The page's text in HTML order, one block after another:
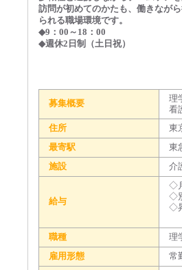
訪問が初めてのかたも、働きなが
られる職場環境です。
◆9：00～18：00
◆週休2日制（土日祝）
募集概要
理
看
住所
東
最寄駅
東
施設
介
給与
◇
◇
◇
職種
理
雇用形態
常